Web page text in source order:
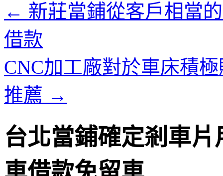
← 新莊當鋪從客戶相當
借款
CNC加工廠對於車床積
推薦 →
台北當鋪確定剎車